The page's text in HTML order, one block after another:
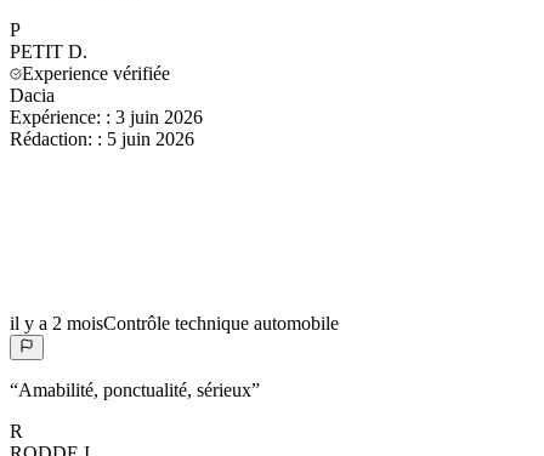
P
PETIT D.
Experience vérifiée
Dacia
Expérience: : 3 juin 2026
Rédaction: : 5 juin 2026
il y a 2 moisContrôle technique automobile
“Amabilité, ponctualité, sérieux”
R